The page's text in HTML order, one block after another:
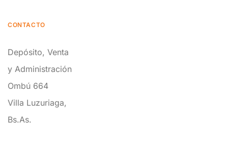
CONTACTO
Depósito, Venta
y Administración
Ombú 664
Villa Luzuriaga,
Bs.As.